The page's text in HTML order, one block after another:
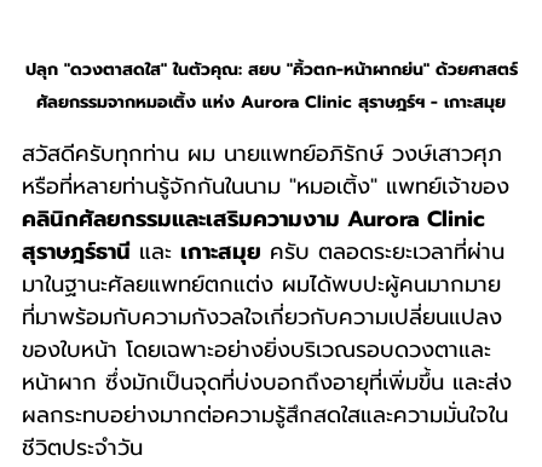
ปลุก "ดวงตาสดใส" ในตัวคุณ: สยบ "คิ้วตก-หน้าผากย่น" ด้วยศาสตร์
ศัลยกรรมจากหมอเติ้ง แห่ง Aurora Clinic สุราษฎร์ฯ - เกาะสมุย
สวัสดีครับทุกท่าน ผม นายแพทย์อภิรักษ์ วงษ์เสาวศุภ
หรือที่หลายท่านรู้จักกันในนาม "หมอเติ้ง" แพทย์เจ้าของ
คลินิกศัลยกรรมและเสริมความงาม Aurora Clinic
สุราษฎร์ธานี และ เกาะสมุย ครับ ตลอดระยะเวลาที่ผ่าน
มาในฐานะศัลยแพทย์ตกแต่ง ผมได้พบปะผู้คนมากมาย
ที่มาพร้อมกับความกังวลใจเกี่ยวกับความเปลี่ยนแปลง
ของใบหน้า โดยเฉพาะอย่างยิ่งบริเวณรอบดวงตาและ
หน้าผาก ซึ่งมักเป็นจุดที่บ่งบอกถึงอายุที่เพิ่มขึ้น และส่ง
ผลกระทบอย่างมากต่อความรู้สึกสดใสและความมั่นใจใน
ชีวิตประจำวัน